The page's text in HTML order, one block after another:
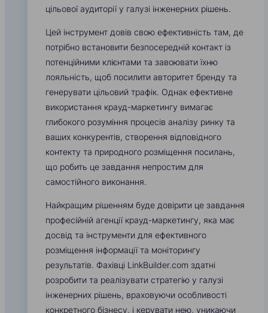
цільової аудиторії у галузі інженерних рішень.
Цей інструмент довів свою ефективність там, де
потрібно встановити безпосередній контакт із
потенційними клієнтами та завоювати їхню
лояльність, щоб посилити авторитет бренду та
генерувати цільовий трафік. Однак ефективне
використання крауд-маркетингу вимагає
глибокого розуміння процесів аналізу ринку та
ваших конкурентів, створення відповідного
контекту та природного розміщення посилань,
що робить це завдання непростим для
самостійного виконання.
Найкращим рішенням буде довірити це завдання
професійній агенції крауд-маркетингу, яка має
досвід та інструменти для ефективного
розміщення інформації та моніторингу
результатів. Фахівці LinkBuilder.com здатні
розробити та реалізувати стратегію у галузі
інженерних рішень, враховуючи особливості
конкретного бізнесу, і керувати нею, уникаючи